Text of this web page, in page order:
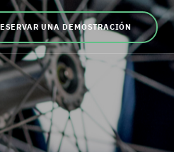
UNA DEMOSTRACIÓN